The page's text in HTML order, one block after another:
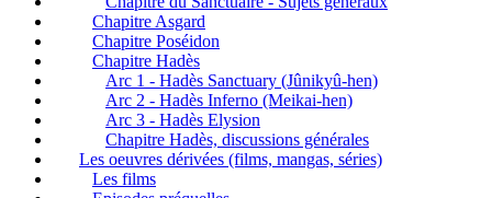
Chapitre Asgard
Chapitre Poséidon
Chapitre Hadès
Arc 1 - Hadès Sanctuary (Jûnikyû-hen)
Arc 2 - Hadès Inferno (Meikai-hen)
Arc 3 - Hadès Elysion
Chapitre Hadès, discussions générales
Les oeuvres dérivées (films, mangas, séries)
Les films